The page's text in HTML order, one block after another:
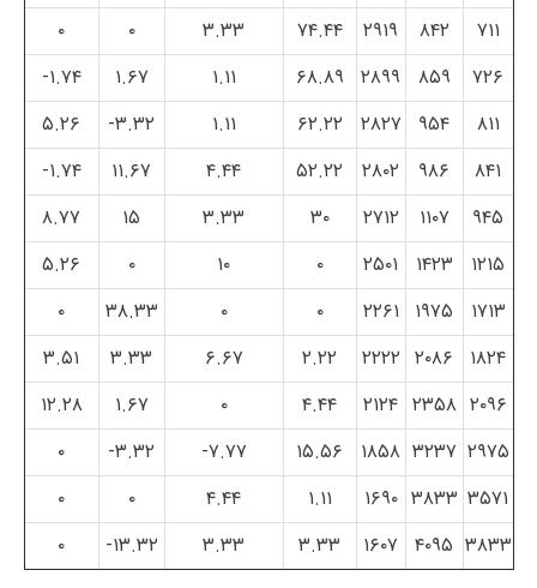
۷۱۱
۸۴۲ ۲۹۱۹ ۷۴.۴۴ ۳.۳۳ ۰
۰
۷۲۶
۸۵۹ ۲۸۹۹ ۶۸.۸۹ ۱.۱۱ ۱.۶۷
۱.۷۴-
۸۱۱
۹۵۴ ۲۸۲۷ ۶۲.۲۲ ۱.۱۱ ۳.۳۲-
۵.۲۶
۸۴۱
۹۸۶ ۲۸۰۲ ۵۲.۲۲ ۴.۴۴ ۱۱.۶۷
۱.۷۴-
۹۴۵
۱۱۰۷ ۲۷۱۲ ۳۰ ۳.۳۳ ۱۵
۸.۷۷
۱۲۱۵
۱۴۲۳ ۲۵۰۱ ۰ ۱۰ ۰
۵.۲۶
۱۷۱۳
۱۹۷۵ ۲۲۶۱ ۰ ۰ ۳۸.۳۳
۰
۱۸۲۴
۲۰۸۶ ۲۲۲۲ ۲.۲۲ ۶.۶۷ ۳.۳۳
۳.۵۱
۲۰۹۶ ۲۳۵۸ ۲۱۲۴ ۴.۴۴ ۰ ۱.۶۷
۱۲.۲۸
۲۹۷۵ ۳۲۳۷ ۱۸۵۸ ۱۵.۵۶ ۷.۷۷- ۳.۳۲-
۰
۳۵۷۱ ۳۸۳۳ ۱۶۹۰ ۱.۱۱ ۴.۴۴ ۰
۰
۳۸۳۳ ۴۰۹۵ ۱۶۰۷ ۳.۳۳ ۳.۳۳ ۱۳.۳۲- ۰